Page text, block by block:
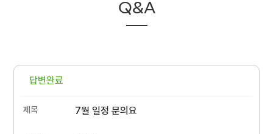
Q&A
답변완료
7월 일정 문의요